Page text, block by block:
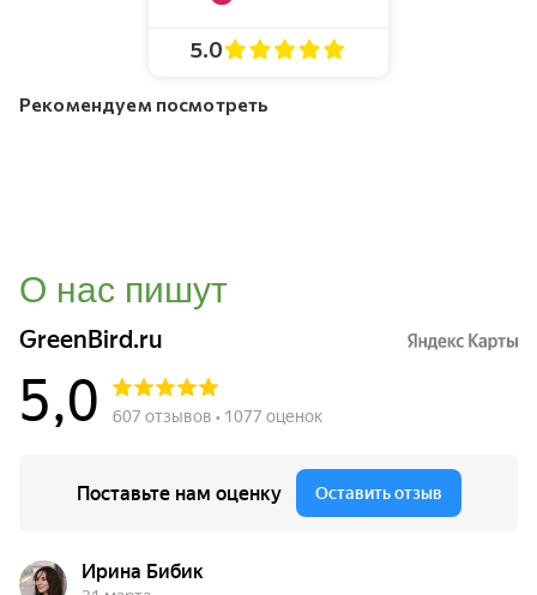
5.0
Рекомендуем посмотреть
О нас пишут